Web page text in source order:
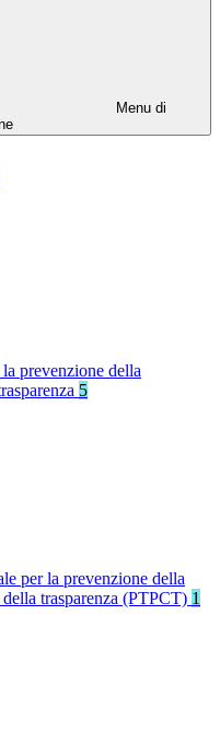
Menu di
prevenzione della
5
per la prevenzione della
trasparenza (PTPCT) 1